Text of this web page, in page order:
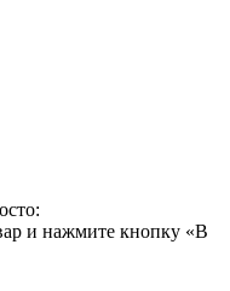
и нажмите кнопку «В